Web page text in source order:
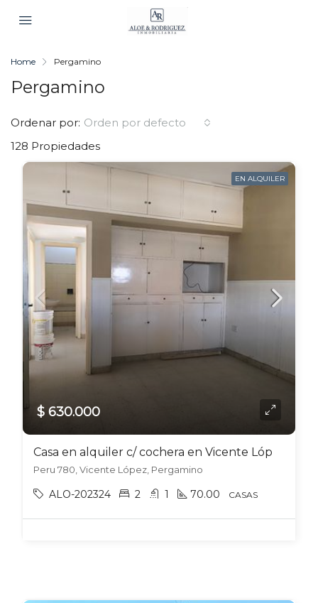
Home Pergamino
Pergamino
128 Propiedades
Ordenar por: Orden por defecto
EN ALQUILER
$ 630.000
Peru 780, Vicente López, Pergamino
ALO-202324 2 1 70.00 CASAS